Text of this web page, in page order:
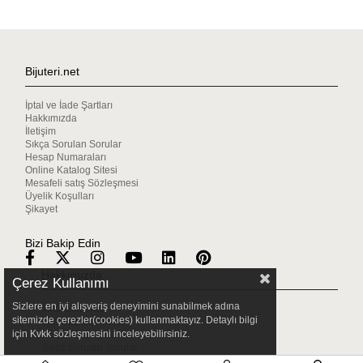
Bijuteri.net
İptal ve İade Şartları
Hakkımızda
İletişim
Sıkça Sorulan Sorular
Hesap Numaraları
Online Katalog Sitesi
Mesafeli satış Sözleşmesi
Üyelik Koşulları
Şikayet
Bizi Bakip Edin
Mağazalarımız
Gizlilik & Güvenlik
Müşteri Hizmetleri
Bize Ulaşın
Çerez Kullanımı
Sizlere en iyi alışveriş deneyimini sunabilmek adına
sitemizde çerezler(cookies) kullanmaktayız. Detaylı bilgi
için Kvkk sözleşmesini inceleyebilirsiniz.